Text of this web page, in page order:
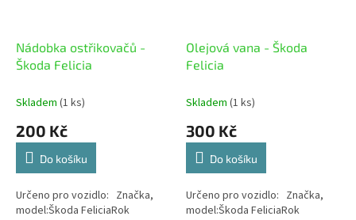
Nádobka ostřikovačů -
Škoda Felicia
Skladem (1 ks)
200 Kč
Do košíku
Určeno pro vozidlo: Značka,
model:Škoda FeliciaRok
Olejová vana - Škoda
Felicia
Skladem (1 ks)
300 Kč
Do košíku
Určeno pro vozidlo: Značka,
model:Škoda FeliciaRok